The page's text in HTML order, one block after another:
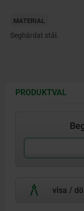
MATERIAL
Seghärdat stål.
PRODUKTVAL
visa /